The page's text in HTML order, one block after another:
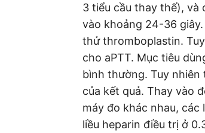
3 tiểu cầu thay thế), và
vào khoảng 24-36
thử thromboplastin.
cho aPTT. Mục tiêu
bình thường. Tuy nhiên
của kết quả. Thay vào
máy đo khác nhau,
liều heparin điều trị ở